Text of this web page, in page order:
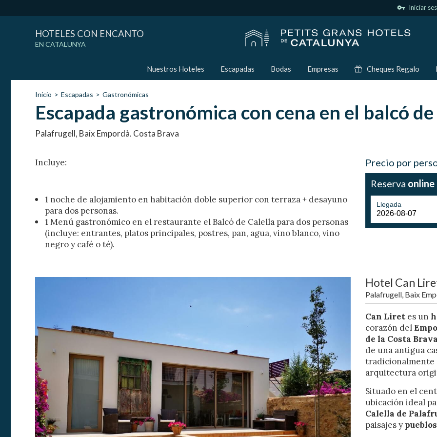
vpn_key Iniciar
HOTELES CON ENCANTO
EN CATALUNYA
Nuestros Hoteles Escapadas Bodas Empresas Cheques Regalo
Inicio Escapadas Gastronómicas
Escapada gastronómica con cena en el balcó
Palafrugell, Baix Empordà. Costa Brava
Incluye:
1 noche de alojamiento en habitación doble superior con terraza + desayuno
para dos personas.
1 Menú gastronómico en el restaurante el Balcó de Calella para dos personas
(incluye: entrantes, platos principales, postres, pan, agua, vino blanco, vino
negro y café o té).
Precio por
Reserva online
Llegada
Hotel Can
Palafrugell, Baix
Can Liretes un
corazón del
de la Costa Brava
de una antigua
tradicionalmente
arquitectura
Situado en el
ubicación ideal
Calella de
paisajes y
Este sitio web utiliza Cookies propias para recopilar información con la
mejorar nuestros servicios. Si continua navegando, supone la aceptación de la
instalación de las mismas. El usuario tiene la posibilidad de configurar su
pudiendo, si así lo desea, impedir que sean instaladas en su disco duro,
deberá tener en cuenta que dicha acción podrá ocasionar dificultades de
de la página web.
Analíticas y personalización
Permiten realizar el seguimiento y análisis del comportamiento de los